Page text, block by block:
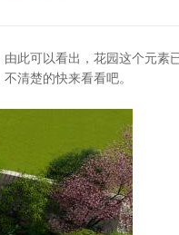
此可以看出，花园这个元素
清楚的快来看看吧。